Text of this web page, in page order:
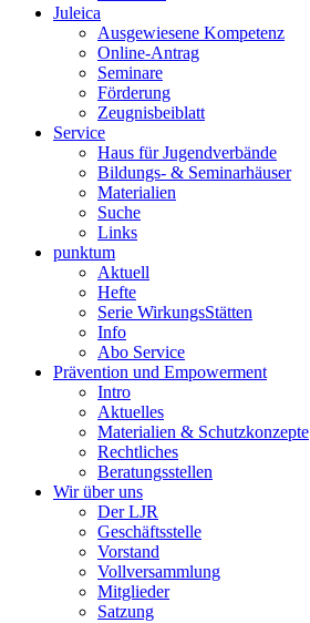
Juleica
Ausgewiesene Kompetenz
Online-Antrag
Seminare
Förderung
Zeugnisbeiblatt
Service
Haus für Jugendverbände
Bildungs- & Seminarhäuser
Materialien
Suche
Links
punktum
Aktuell
Hefte
Serie WirkungsStätten
Info
Abo Service
Prävention und Empowerment
Intro
Aktuelles
Materialien & Schutzkonzepte
Rechtliches
Beratungsstellen
Wir über uns
Der LJR
Geschäftsstelle
Vorstand
Vollversammlung
Mitglieder
Satzung